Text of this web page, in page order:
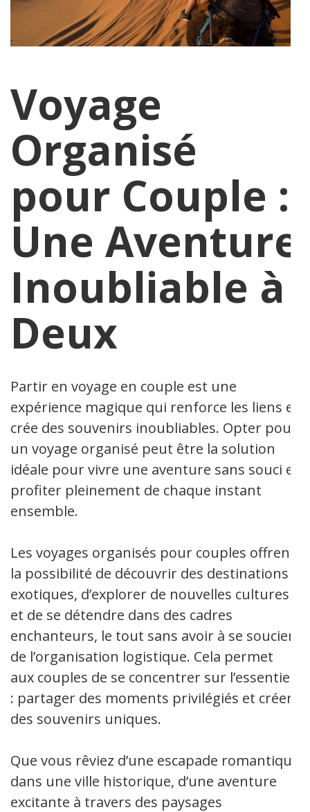
Voyage
Organisé
pour Couple :
Une Aventure
Inoubliable à
Deux
Partir en voyage en couple est une
expérience magique qui renforce les liens et
crée des souvenirs inoubliables. Opter pour
un voyage organisé peut être la solution
idéale pour vivre une aventure sans souci et
profiter pleinement de chaque instant
ensemble.
Les voyages organisés pour couples offrent
la possibilité de découvrir des destinations
exotiques, d’explorer de nouvelles cultures
et de se détendre dans des cadres
enchanteurs, le tout sans avoir à se soucier
de l’organisation logistique. Cela permet
aux couples de se concentrer sur l’essentiel
: partager des moments privilégiés et créer
des souvenirs uniques.
Que vous rêviez d’une escapade romantique
dans une ville historique, d’une aventure
excitante à travers des paysages